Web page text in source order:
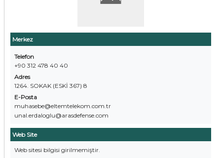
Merkez
Telefon
+90 312 478 40 40
Adres
1264. SOKAK (ESKİ 367) 8
E-Posta
muhasebe@eltemtelekom.com.tr
unal.erdaloglu@arasdefense.com
Web Site
Web sitesi bilgisi girilmemiştir.